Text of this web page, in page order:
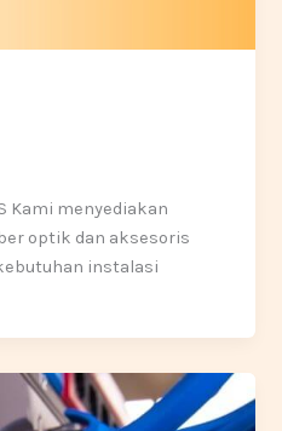
Kami menyediakan
optik dan aksesoris
instalasi